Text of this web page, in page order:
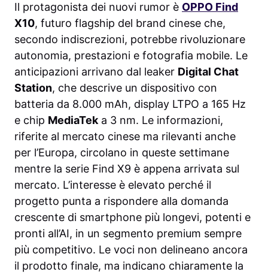
Il protagonista dei nuovi rumor è OPPO Find
X10, futuro flagship del brand cinese che,
secondo indiscrezioni, potrebbe rivoluzionare
autonomia, prestazioni e fotografia mobile. Le
anticipazioni arrivano dal leaker Digital Chat
Station, che descrive un dispositivo con
batteria da 8.000 mAh, display LTPO a 165 Hz
e chip MediaTek a 3 nm. Le informazioni,
riferite al mercato cinese ma rilevanti anche
per l’Europa, circolano in queste settimane
mentre la serie Find X9 è appena arrivata sul
mercato. L’interesse è elevato perché il
progetto punta a rispondere alla domanda
crescente di smartphone più longevi, potenti e
pronti all’AI, in un segmento premium sempre
più competitivo. Le voci non delineano ancora
il prodotto finale, ma indicano chiaramente la